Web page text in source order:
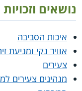
נושאים
איכות הסביבה
אוויר נקי ומניעת
צעירים
מנהיגים צעירים